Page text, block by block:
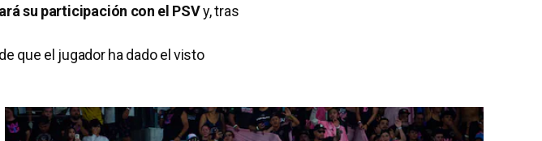
su participación con el PSVy, tras
que el jugador ha dado el visto